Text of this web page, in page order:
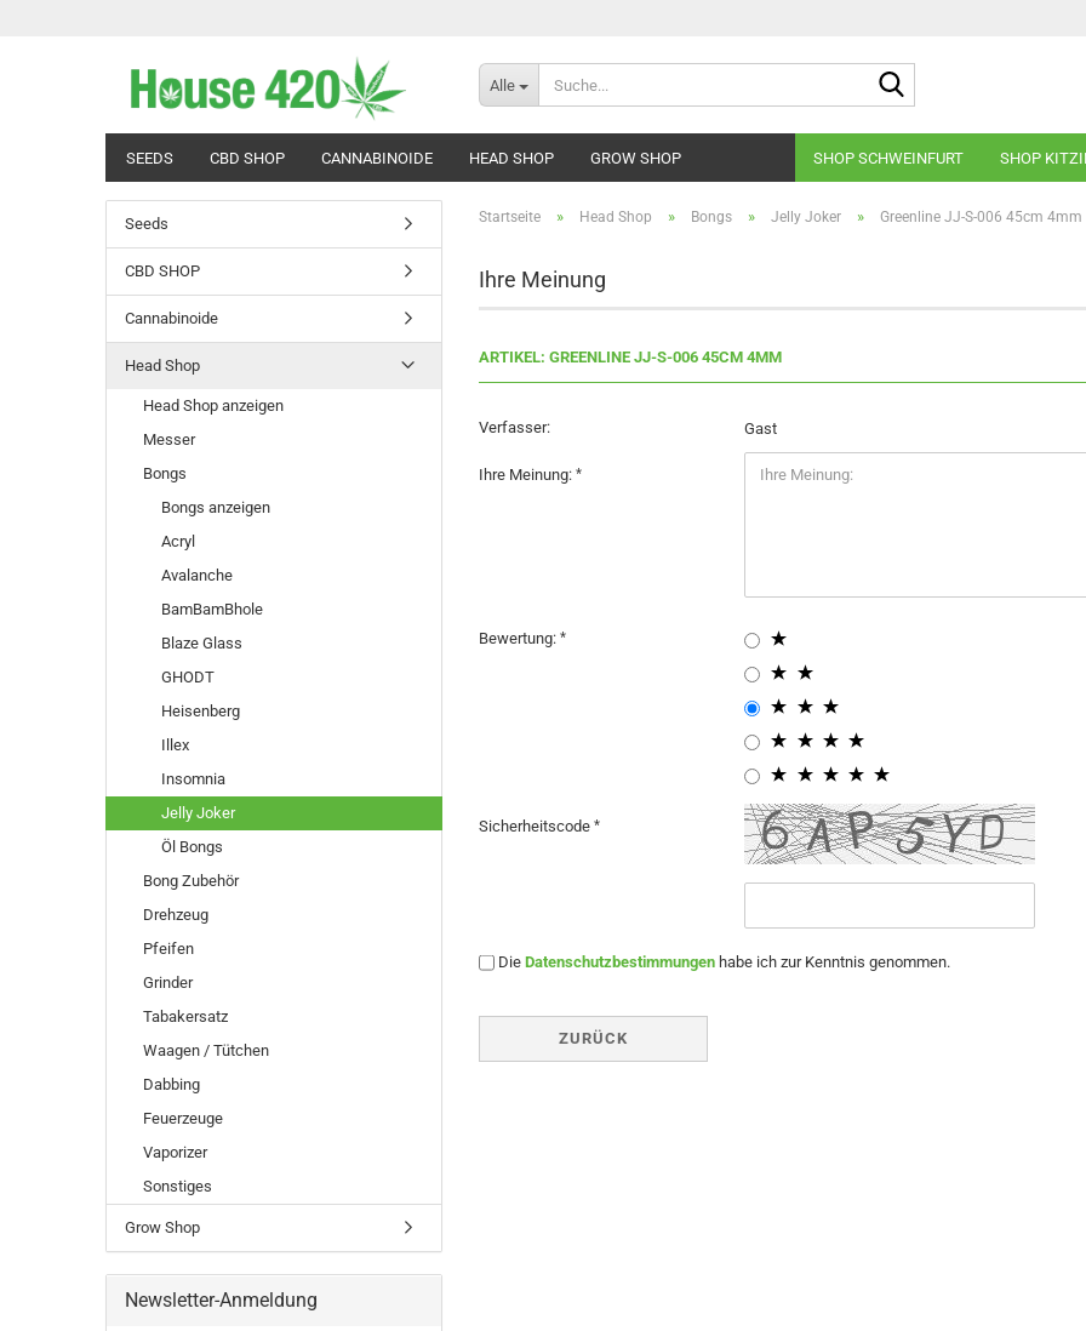
Alle
SEEDS CBD SHOP CANNABINOIDE HEAD SHOP GROW SHOP SHOP SCHWEINFURT SHOP
Startseite » Head Shop » Bongs » Jelly Joker » Greenline JJ-S-006 45cm 4mm
Ihre Meinung
ARTIKEL: GREENLINE JJ-S-006 45CM 4MM
Verfasser: Gast
Ihre Meinung:
Bewertung:
Sicherheitscode
Die Datenschutzbestimmungenhabe ich zur Kenntnis genommen.
ZURÜCK
Seeds
CBD SHOP
Cannabinoide
Head Shop
Head Shop anzeigen
Messer
Bongs
Bongs anzeigen
Acryl
Avalanche
BamBamBhole
Blaze Glass
GHODT
Heisenberg
Illex
Insomnia
Jelly Joker
Öl Bongs
Bong Zubehör
Drehzeug
Pfeifen
Grinder
Tabakersatz
Waagen / Tütchen
Dabbing
Feuerzeuge
Vaporizer
Sonstiges
Grow Shop
Newsletter-Anmeldung